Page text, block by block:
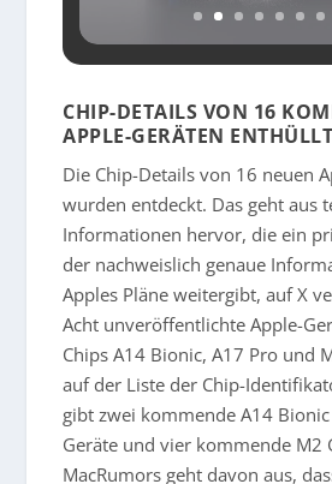
CHIP-DETAILS VON 16
APPLE-GERÄTEN ENTHÜLLT
Die Chip-Details von 16 neuen
wurden entdeckt. Das geht aus
Informationen hervor, die ein
der nachweislich genaue
Apples Pläne weitergibt, auf X
Acht unveröffentlichte Apple-
Chips A14 Bionic, A17 Pro und
auf der Liste der Chip-
gibt zwei kommende A14
Geräte und vier kommende M2
MacRumors geht davon aus,